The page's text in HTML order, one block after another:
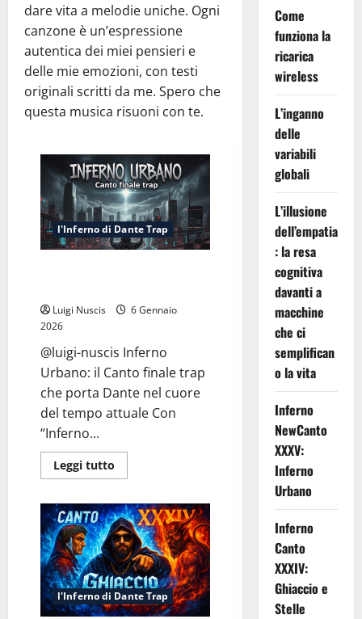
dare vita a melodie uniche. Ogni
canzone è un’espressione
autentica dei miei pensieri e
delle mie emozioni, con testi
originali scritti da me. Spero che
questa musica risuoni con te.
l'Inferno di Dante Trap
Luigi Nuscis
6 Gennaio
2026
@luigi-nuscis Inferno
Urbano: il Canto finale trap
che porta Dante nel cuore
del tempo attuale Con
“Inferno...
Leggi tutto
di
Inferno
NewCanto
XXXV:
Inferno
Urbano
l'Inferno di Dante Trap
Come
funziona la
ricarica
wireless
L’inganno
delle
variabili
globali
L’illusione
dell’empatia
: la resa
cognitiva
davanti a
macchine
che ci
semplifican
o la vita
Inferno
NewCanto
XXXV:
Inferno
Urbano
Inferno
Canto
XXXIV:
Ghiaccio e
Stelle